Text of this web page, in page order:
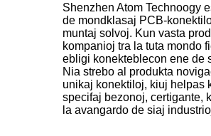
Shenzhen Atom Technoogy
de mondklasaj PCB-
muntaj solvoj. Kun vasta
kompanioj tra la tuta mondo
ebligi konekteblecon ene de
Nia strebo al produkta
unikaj konektiloj, kiuj helpas
specifaj bezonoj, certigante,
la avangardo de siaj